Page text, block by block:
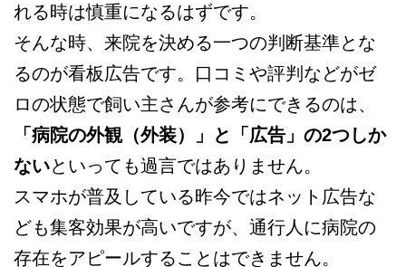
れる時は慎重になるはずです。
そんな時、来院を決める一つの判断基準とな
るのが看板広告です。口コミや評判などがゼ
ロの状態で飼い主さんが参考にできるのは、
「病院の外観（外装）」と「広告」の2つしか
ないといっても過言ではありません。
スマホが普及している昨今ではネット広告な
ども集客効果が高いですが、通行人に病院の
存在をアピールすることはできません。